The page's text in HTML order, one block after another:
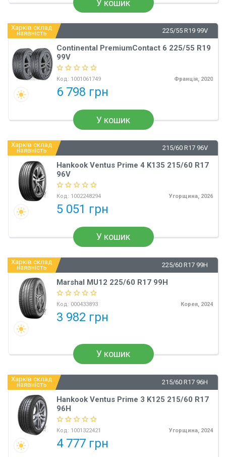
У кошик
225/55 R19 99V
Харків склад
наявність
Continental PremiumContact 6 225/55 R19
99V
Код: 1001061749 Франція, 2020
6 798 грн
У кошик
215/60 R17 96V
Харків склад
наявність
Hankook Ventus Prime 4 K135 215/60 R17
96V
Код: 1002248294 Угорщина, 2026
5 051 грн
У кошик
225/60 R17 99H
Харків склад
наявність
Marshal MU12 225/60 R17 99H
Код: 000433893 Корея, 2024
3 982 грн
У кошик
215/60 R17 96H
Харків склад
наявність
Hankook Ventus Prime 3 K125 215/60 R17
96H
Код: 1001322421 Угорщина, 2024
4 777 грн